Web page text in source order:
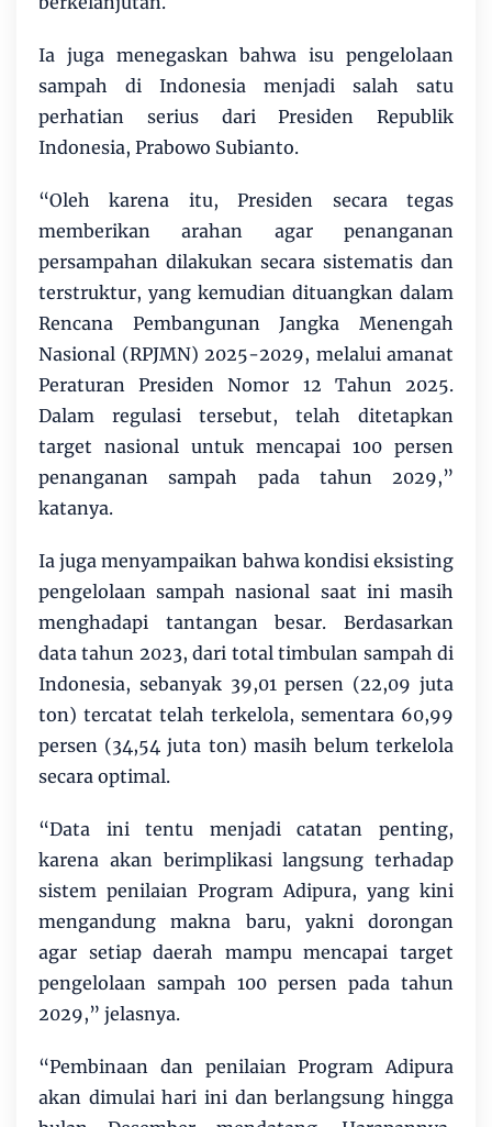
Ia juga menegaskan bahwa isu pengelolaan
sampah di Indonesia menjadi salah satu
perhatian serius dari Presiden Republik
Indonesia, Prabowo Subianto.
“Oleh karena itu, Presiden secara tegas
memberikan arahan agar penanganan
persampahan dilakukan secara sistematis dan
terstruktur, yang kemudian dituangkan dalam
Rencana Pembangunan Jangka Menengah
Nasional (RPJMN) 2025-2029, melalui amanat
Peraturan Presiden Nomor 12 Tahun 2025.
Dalam regulasi tersebut, telah ditetapkan
target nasional untuk mencapai 100 persen
penanganan sampah pada tahun 2029,”
katanya.
Ia juga menyampaikan bahwa kondisi eksisting
pengelolaan sampah nasional saat ini masih
menghadapi tantangan besar. Berdasarkan
data tahun 2023, dari total timbulan sampah di
Indonesia, sebanyak 39,01 persen (22,09 juta
ton) tercatat telah terkelola, sementara 60,99
persen (34,54 juta ton) masih belum terkelola
secara optimal.
“Data ini tentu menjadi catatan penting,
karena akan berimplikasi langsung terhadap
sistem penilaian Program Adipura, yang kini
mengandung makna baru, yakni dorongan
agar setiap daerah mampu mencapai target
pengelolaan sampah 100 persen pada tahun
2029,” jelasnya.
“Pembinaan dan penilaian Program Adipura
akan dimulai hari ini dan berlangsung hingga